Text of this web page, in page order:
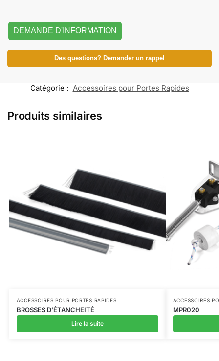
DEMANDE D'INFORMATION
Des questions? Demander un rappel
Catégorie : Accessoires pour Portes Rapides
Produits similaires
ACCESSOIRES POUR PORTES RAPIDES
BROSSES D’ÉTANCHEITÉ
Lire la suite
ACCESSOIRES
MPR020